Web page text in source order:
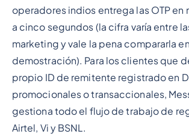
operadores indios entrega las OTP en
a cinco segundos (la cifra varía entre
marketing y vale la pena compararla
demostración). Para los clientes que
propio ID de remitente registrado en
promocionales o transaccionales,
gestiona todo el flujo de trabajo de
Airtel, Vi y BSNL.